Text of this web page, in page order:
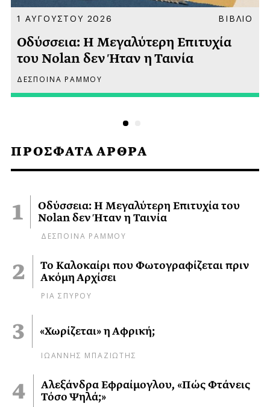
ΠΡΟΣΦΑΤΑ ΑΡΘΡΑ
Οδύσσεια: Η Μεγαλύτερη Επιτυχία του
Nolan δεν Ήταν η Ταινία
ΔΕΣΠΟΙΝΑ ΡΑΜΜΟΥ
Το Καλοκαίρι που Φωτογραφίζεται πριν
Ακόμη Αρχίσει
ΡΙΑ ΣΠΥΡΟΥ
«Χωρίζεται» η Αφρική;
ΙΩΑΝΝΗΣ ΜΠΑΖΙΩΤΗΣ
Αλεξάνδρα Εφραίμογλου, «Πώς Φτάνεις
Τόσο Ψηλά;»
1 ΑΥΓΟΥΣΤΟΥ 2026 ΒΙΒΛΙΟ
Οδύσσεια: Η Μεγαλύτερη Επιτυχία
του Nolan δεν Ήταν η Ταινία
ΔΕΣΠΟΙΝΑ ΡΑΜΜΟΥ